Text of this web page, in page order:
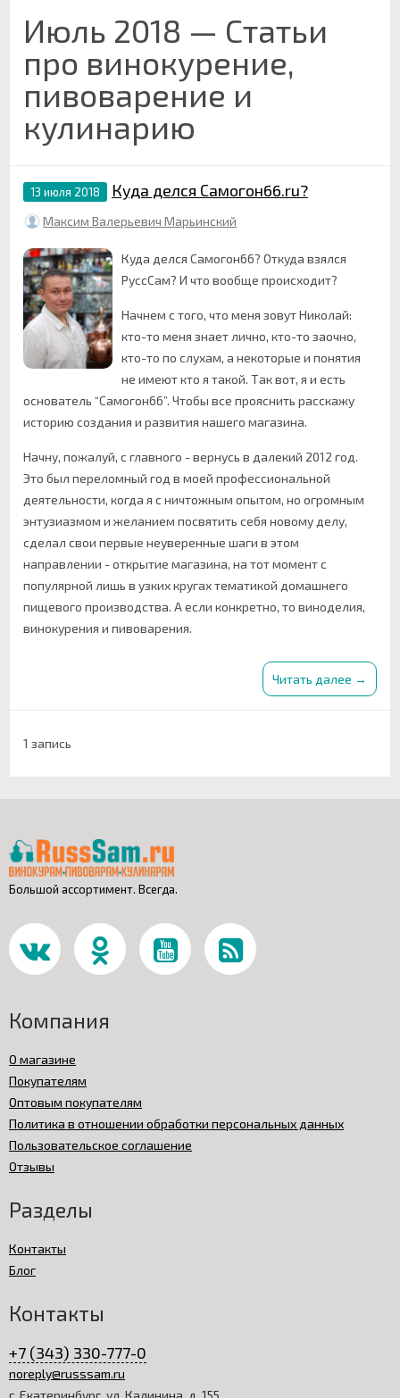
Июль 2018 — Статьи
про винокурение,
пивоварение и
кулинарию
13 июля 2018 Куда делся Самогон66.ru?
Максим Валерьевич Марьинский
Куда делся Самогон66? Откуда взялся
РуссСам? И что вообще происходит?
Начнем с того, что меня зовут Николай:
кто-то меня знает лично, кто-то заочно,
кто-то по слухам, а некоторые и понятия
не имеют кто я такой. Так вот, я и есть
основатель “Самогон66”. Чтобы все прояснить расскажу
историю создания и развития нашего магазина.
Начну, пожалуй, с главного - вернусь в далекий 2012 год.
Это был переломный год в моей профессиональной
деятельности, когда я с ничтожным опытом, но огромным
энтузиазмом и желанием посвятить себя новому делу,
сделал свои первые неуверенные шаги в этом
направлении - открытие магазина, на тот момент с
популярной лишь в узких кругах тематикой домашнего
пищевого производства. А если конкретно, то виноделия,
винокурения и пивоварения.
Читать далее →
1 запись
Большой ассортимент. Всегда.
Компания
О магазине
Покупателям
Оптовым покупателям
Политика в отношении обработки персональных данных
Пользовательское соглашение
Отзывы
Разделы
Контакты
Блог
Контакты
+7 (343) 330-777-0
noreply@russsam.ru
г. Екатеринбург, ул. Калинина, д. 155